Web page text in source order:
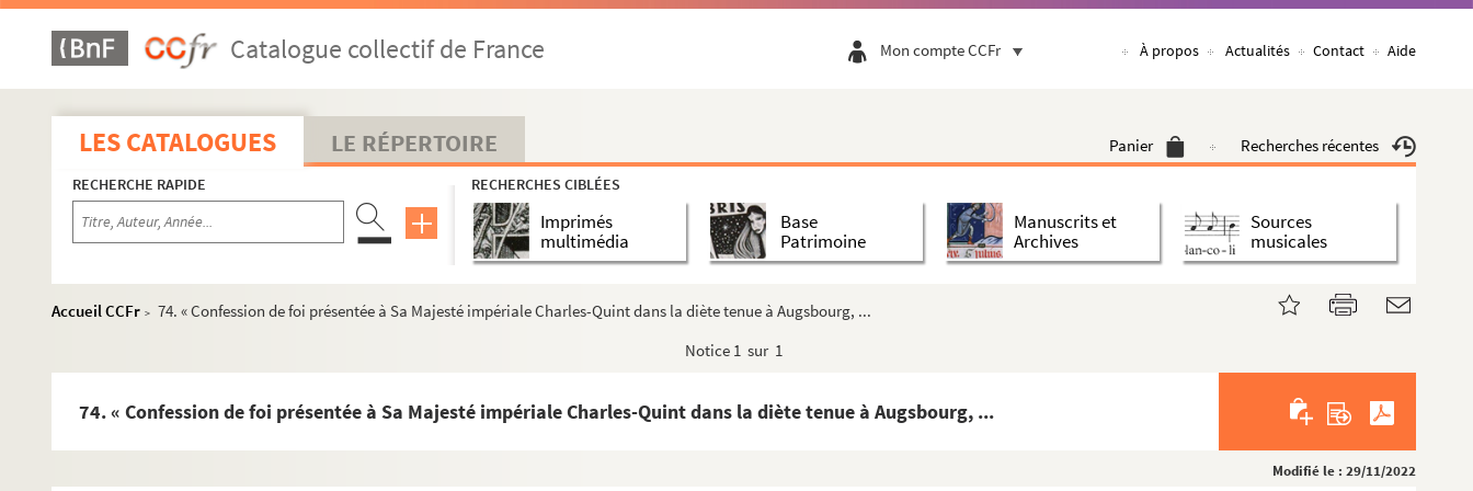
Catalogue collectif de France Mon compte CCFr À propos Actualités Contact Aide
LES CATALOGUES LE RÉPERTOIRE Panier Recherches récentes
RECHERCHE RAPIDE RECHERCHES CIBLÉES
Imprimés
multimédia
Base
Patrimoine
Manuscrits et
Archives
Sources
musicales
Accueil CCFr > 74. « Confession de foi présentée à Sa Majesté impériale Charles-Quint dans la diète tenue à Augsbourg, ...
Notice 1 sur 1
74. « Confession de foi présentée à Sa Majesté impériale Charles-Quint dans la diète tenue à Augsbourg, ...
Modifié le : 29/11/2022
46. Recueil de Georges-Louis Richardot sur le Comté de Montbéliard, contenant des chroniques du compilat...
47. « Collegium in libros III Hugonis Grotii de Jure Belli et Pacis, habitum atque inchoatum a summe rev...
48. Journal domestique ou Recueil de quelques matières intéressantes et curieuses tirées des meilleurs a...
49. Le maréchal parfait: traité d'art vétérinaire, comprenant la description du cheval et de toutes ses ...
50. Histoire des souffrances et de la mort de Notre-Seigneur Jésus-Christ selon la concordance des quatr...
51. Offices de Cicéron, traduits en français (sans nom d'auteur ni date). Cahier d'écolier
52. « Notice pour la connaissance des livres anciens », suivie de : « Catalogue de livres rares et de pr...
53. « Historia Esteris imperatricis, olim serenissimae Assueri, monarchae augustissimi, Persarum regis i...
57. Tableaux utiles à la jeunesse et à ceux qui l'instruisent